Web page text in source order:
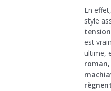
En
style
est
ultime,